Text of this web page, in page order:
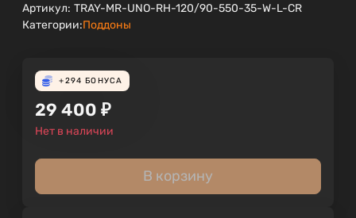
Артикул: TRAY-MR-UNO-RH-120/90-550-35-W-L-CR
Категории:Поддоны
+294 БОНУСА
29 400 ₽
Нет в наличии
В корзину